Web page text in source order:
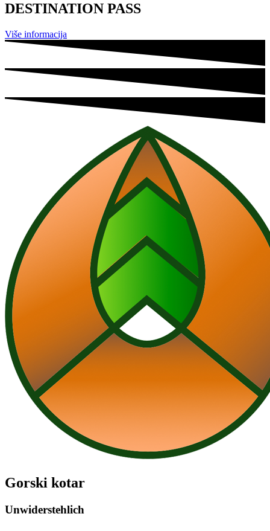
DESTINATION PASS
Više informacija
Gorski kotar
Unwiderstehlich